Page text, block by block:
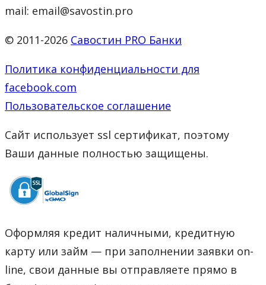
mail: email@savostin.pro
© 2011-2026 Савостин PRO Банки
Политика конфиденциальности для
facebook.com
Пользовательское соглашение
Сайт использует ssl сертификат, поэтому
Ваши данные полностью защищены.
Оформляя кредит наличными, кредитную
карту или займ — при заполнении заявки on-
line, свои данные вы отправляете прямо в